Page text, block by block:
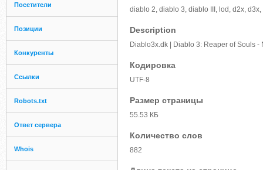
Посетители
Позиции
Конкуренты
Ссылки
Robots.txt
Ответ сервера
Whois
diablo 2, diablo 3, diablo III, lod, d2x,
Description
Diablo3x.dk | Diablo 3: Reaper of Souls -
Кодировка
UTF-8
Размер страницы
55.53 КБ
Количество слов
882